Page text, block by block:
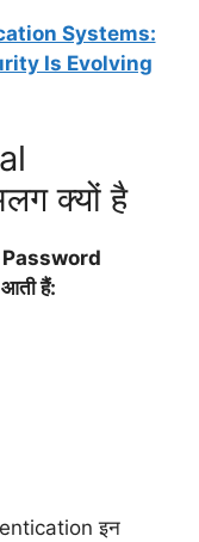
Systems:
Is Evolving
क्यों है
Password
हैं:
इन